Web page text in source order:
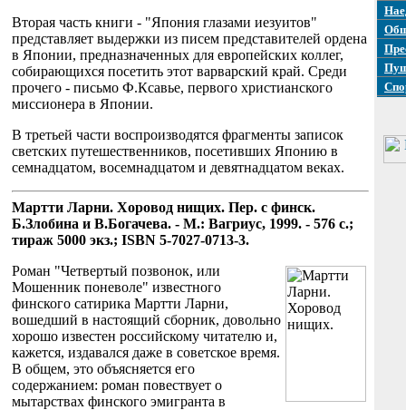
Вторая часть книги - "Япония глазами иезуитов"
представляет выдержки из писем представителей ордена
в Японии, предназначенных для европейских коллег,
собирающихся посетить этот варварский край. Среди
прочего - письмо Ф.Ксавье, первого христианского
миссионера в Японии.
В третьей части воспроизводятся фрагменты записок
светских путешественников, посетивших Японию в
семнадцатом, восемнадцатом и девятнадцатом веках.
Мартти Ларни. Хоровод нищих. Пер. с финск.
Б.Злобина и В.Богачева. - М.: Вагриус, 1999. - 576 с.;
тираж 5000 экз.; ISBN 5-7027-0713-3.
Роман "Четвертый позвонок, или
Мошенник поневоле" известного
финского сатирика Мартти Ларни,
вошедший в настоящий сборник, довольно
хорошо известен российскому читателю и,
кажется, издавался даже в советское время.
В общем, это объясняется его
содержанием: роман повествует о
мытарствах финского эмигранта в